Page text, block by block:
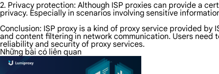
2. Privacy protection: Although ISP proxies can provide a
privacy. Especially in scenarios involving sensitive
Conclusion: ISP proxy is a kind of proxy service provided
and content filtering in network communication. Users
reliability and security of proxy services.
Những bài có liên quan